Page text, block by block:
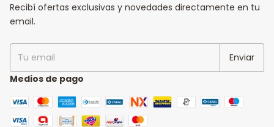
Recibí ofertas exclusivas y novedades directamente en tu
email.
Medios de pago